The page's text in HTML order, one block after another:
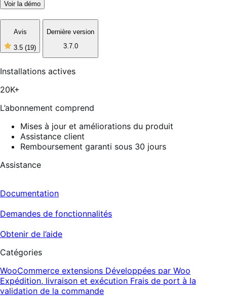
Voir la démo
Avis
3.5 (19)
3
sur
Dernière version
3.7.0
Installations actives
20K+
L’abonnement comprend
Mises à jour et améliorations du produit
Assistance client
Remboursement garanti sous 30 jours
Assistance
Documentation
Demandes de fonctionnalités
Obtenir de l’aide
Catégories
WooCommerce extensions Développées par Woo
Expédition, livraison et exécution Frais de port à la
validation de la commande